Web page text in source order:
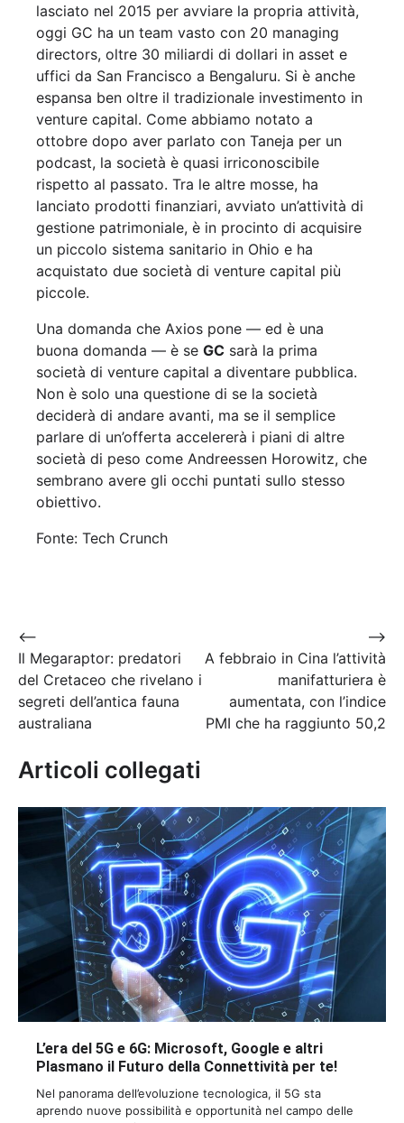
lasciato nel 2015 per avviare la propria attività,
oggi GC ha un team vasto con 20 managing
directors, oltre 30 miliardi di dollari in asset e
uffici da San Francisco a Bengaluru. Si è anche
espansa ben oltre il tradizionale investimento in
venture capital. Come abbiamo notato a
ottobre dopo aver parlato con Taneja per un
podcast, la società è quasi irriconoscibile
rispetto al passato. Tra le altre mosse, ha
lanciato prodotti finanziari, avviato un’attività di
gestione patrimoniale, è in procinto di acquisire
un piccolo sistema sanitario in Ohio e ha
acquistato due società di venture capital più
piccole.
Una domanda che Axios pone — ed è una
buona domanda — è se GC sarà la prima
società di venture capital a diventare pubblica.
Non è solo una questione di se la società
deciderà di andare avanti, ma se il semplice
parlare di un’offerta accelererà i piani di altre
società di peso come Andreessen Horowitz, che
sembrano avere gli occhi puntati sullo stesso
obiettivo.
Fonte: Tech Crunch
Navigazione
articoli
⟵
Il Megaraptor: predatori
del Cretaceo che rivelano i
segreti dell’antica fauna
australiana
A febbraio in Cina l’attività
manifatturiera è
aumentata, con l’indice
PMI che ha raggiunto 50,2
⟶
Articoli collegati
L’era del 5G e 6G: Microsoft, Google e altri
Plasmano il Futuro della Connettività per te!
Nel panorama dell’evoluzione tecnologica, il 5G sta
aprendo nuove possibilità e opportunità nel campo delle